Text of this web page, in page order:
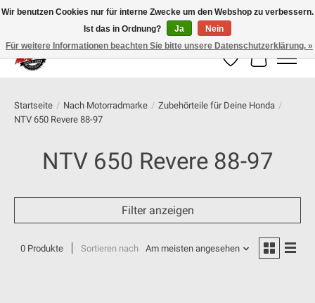
100% schweizer Onlineshop für Dein Motorrad
Wunschzettel
Ihr
Startseite / Nach Motorradmarke / Zubehörteile für Deine Honda /
NTV 650 Revere 88-97
NTV 650 Revere 88-97
Filter anzeigen
0 Produkte Sortieren nach Am meisten angesehen
Wir benutzen Cookies nur für interne Zwecke um den Webshop zu verbessern.
Ist das in Ordnung?
Ja
Nein
Für weitere Informationen beachten Sie bitte unsere Datenschutzerklärung. »